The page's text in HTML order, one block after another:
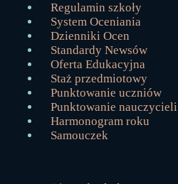
Regulamin szkoły
System Oceniania
Dzienniki Ocen
Standardy Newsów
Oferta Edukacyjna
Staż przedmiotowy
Punktowanie uczniów
Punktowanie nauczycieli
Harmonogram roku
Samouczek